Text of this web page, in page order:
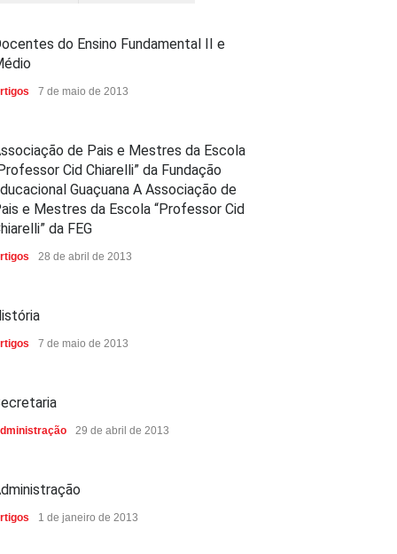
do Ensino Fundamental II e
7 de maio de 2013
de Pais e Mestres da Escola
Cid Chiarelli” da Fundação
Guaçuana A Associação de
e Mestres da Escola “Professor Cid
da FEG
28 de abril de 2013
7 de maio de 2013
29 de abril de 2013
1 de janeiro de 2013